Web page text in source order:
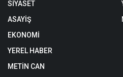
SİYASET
ASAYİŞ
EKONOMİ
YEREL HABER
METİN CAN